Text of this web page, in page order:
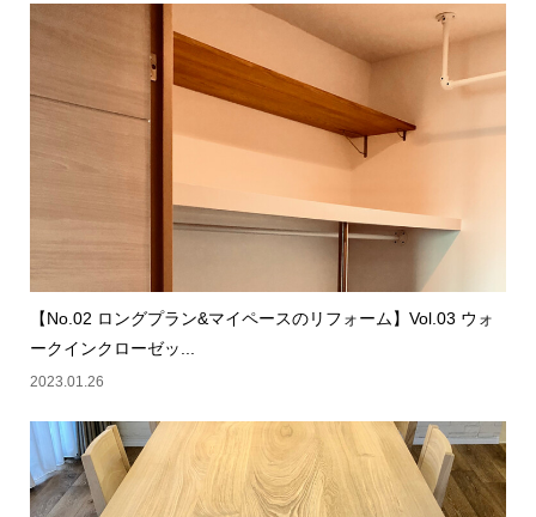
【No.02 ロングプラン&マイペースのリフォーム】Vol.03 ウォ
ークインクローゼッ...
2023.01.26